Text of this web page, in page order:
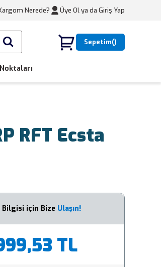
Nerede? Üye Ol ya da Giriş Yap
Sepetim
RFT Ecsta
için Bize Ulaşın!
TL